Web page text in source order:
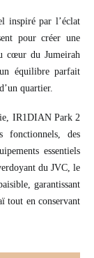
inspiré par l’éclat
pour créer une
cœur du Jumeirah
équilibre parfait
quartier.
IR1DIAN Park 2
fonctionnels, des
essentiels
du JVC, le
garantissant
tout en conservant